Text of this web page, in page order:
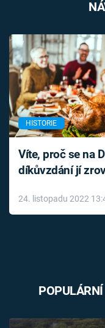
HISTORIE
Víte, proč se na
díkůvzdání jí
24. listopadu 2022